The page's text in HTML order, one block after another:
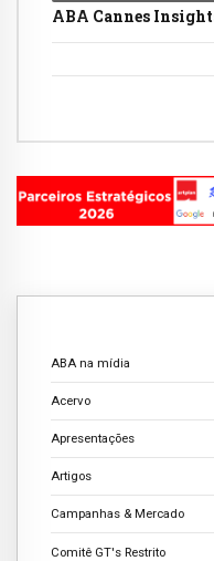
ABA Cannes
ABA na mídia
Acervo
Apresentações
Artigos
Campanhas & Mercado
Comitê GT's Restrito